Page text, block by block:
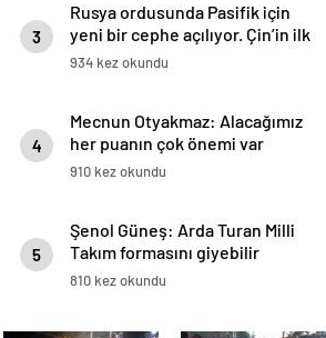
3
Rusya ordusunda Pasifik için
yeni bir cephe açılıyor. Çin’in ilk
tepkisi!
934 kez okundu
4
Mecnun Otyakmaz: Alacağımız
her puanın çok önemi var
910 kez okundu
5
Şenol Güneş: Arda Turan Milli
Takım formasını giyebilir
810 kez okundu